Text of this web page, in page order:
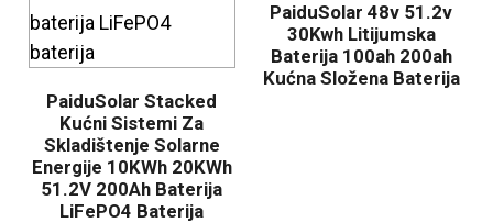
PaiduSolar Stacked
Kućni Sistemi Za
Skladištenje Solarne
Energije 10KWh 20KWh
51.2V 200Ah Baterija
LiFePO4 Baterija
PaiduSolar 48v 51.2v
30Kwh Litijumska
Baterija 100ah 200ah
Kućna Složena Baterija